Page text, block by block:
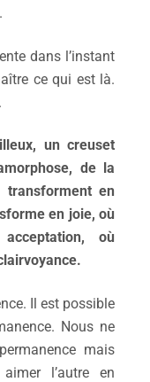
dans l’instant
ce qui est là.
un creuset
de la
en
en joie, où
où
Il est possible
Nous ne
mais
l’autre en